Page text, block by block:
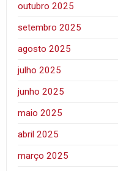
outubro 2025
setembro 2025
agosto 2025
julho 2025
junho 2025
maio 2025
abril 2025
março 2025